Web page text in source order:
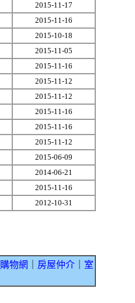
2015-11-17
2015-11-16
2015-10-18
2015-11-05
2015-11-16
2015-11-12
2015-11-12
2015-11-16
2015-11-16
2015-11-12
2015-06-09
2014-06-21
2015-11-16
2012-10-31
購物網 房屋仲介｜ 室